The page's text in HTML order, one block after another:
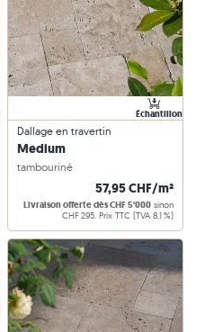
Dallage en travertin
Medium
tambouriné
57,95 CHF/m²
Livraison offerte dès CHF 5'000 sinon
CHF 295. Prix TTC (TVA 8,1 %)
Échantillon